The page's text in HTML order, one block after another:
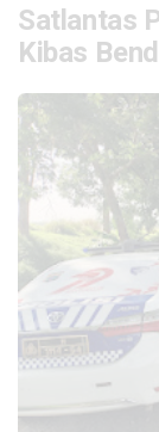
Satlantas
Kibas